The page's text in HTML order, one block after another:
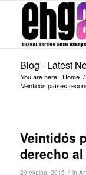
Blog - Latest
You are here: Home /
Veintidós países
Veintidós
derecho
29 ekaina, 2015 / in